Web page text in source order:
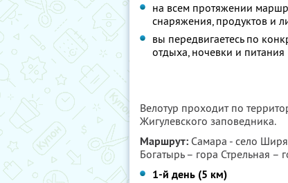
на всем протяжении
снаряжения, продуктов и
вы передвигаетесь по
отдыха, ночевки и питания
Велотур проходит по
Жигулевского заповедника.
Маршрут: Самара - село
Богатырь – гора Стрельная
1-й день (5 км)